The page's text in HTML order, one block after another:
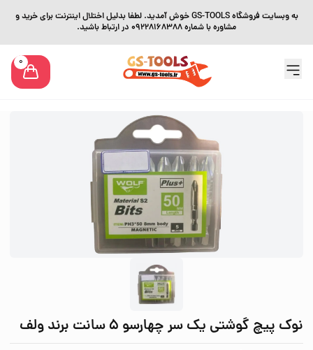
به وبسایت فروشگاه GS-TOOLS خوش آمدید. لطفا بدلیل اختلال اینترنت برای خرید و
مشاوره با شماره 09228168388 در ارتباط باشید.
0
نوک پیچ گوشتی یک سر چهارسو 5 سانت برند ولف